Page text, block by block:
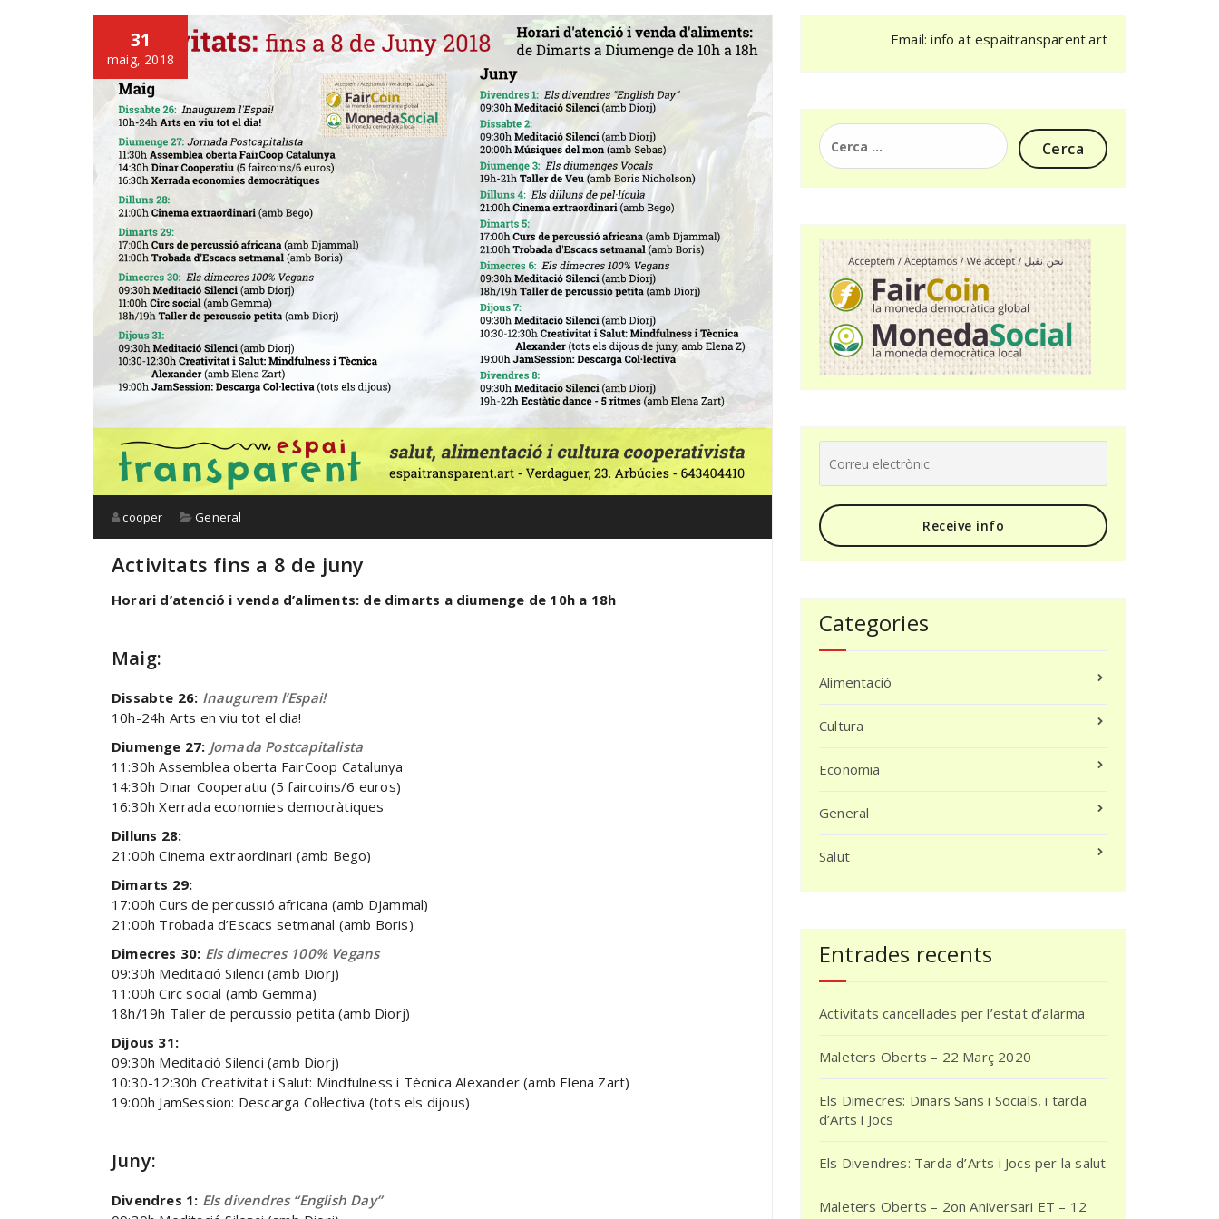
31
maig, 2018
cooper General
Activitats fins a 8 de juny
Horari d’atenció i venda d’aliments: de dimarts a diumenge de 10h a 18h
Maig:
Dissabte 26: Inaugurem l’Espai!
10h-24h Arts en viu tot el dia!
Diumenge 27: Jornada Postcapitalista
11:30h Assemblea oberta FairCoop Catalunya
14:30h Dinar Cooperatiu (5 faircoins/6 euros)
16:30h Xerrada economies democràtiques
Dilluns 28:
21:00h Cinema extraordinari (amb Bego)
Dimarts 29:
17:00h Curs de percussió africana (amb Djammal)
21:00h Trobada d’Escacs setmanal (amb Boris)
Dimecres 30: Els dimecres 100% Vegans
09:30h Meditació Silenci (amb Diorj)
11:00h Circ social (amb Gemma)
18h/19h Taller de percussio petita (amb Diorj)
Dijous 31:
09:30h Meditació Silenci (amb Diorj)
10:30-12:30h Creativitat i Salut: Mindfulness i Tècnica Alexander (amb Elena Zart)
19:00h JamSession: Descarga Col·lectiva (tots els dijous)
Juny:
Divendres 1: Els divendres “English Day”
Email: info at espaitransparent.art
Cerca:
Categories
Alimentació
Cultura
Economia
General
Salut
Entrades recents
Activitats cancel·lades per l’estat d’alarma
Maleters Oberts – 22 Març 2020
Els Dimecres: Dinars Sans i Socials, i tarda
d’Arts i Jocs
Els Divendres: Tarda d’Arts i Jocs per la salut
Maleters Oberts – 2on Aniversari ET – 12